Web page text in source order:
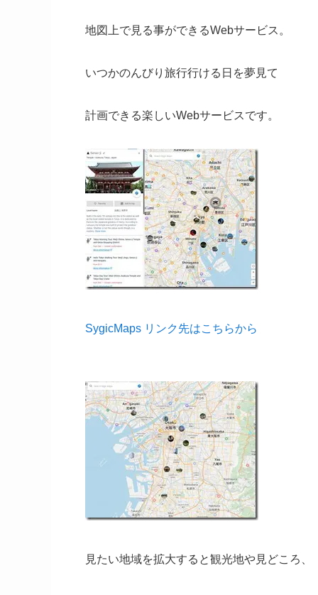
地図上で見る事ができるWebサービス。
いつかのんびり旅行行ける日を夢見て
計画できる楽しいWebサービスです。
SygicMaps リンク先はこちらから
見たい地域を拡大すると観光地や見どころ、